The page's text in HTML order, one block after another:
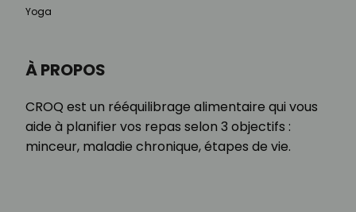
À PROPOS
CROQ est un rééquilibrage alimentaire qui vous
aide à planifier vos repas selon 3 objectifs :
minceur, maladie chronique, étapes de vie.
Yoga